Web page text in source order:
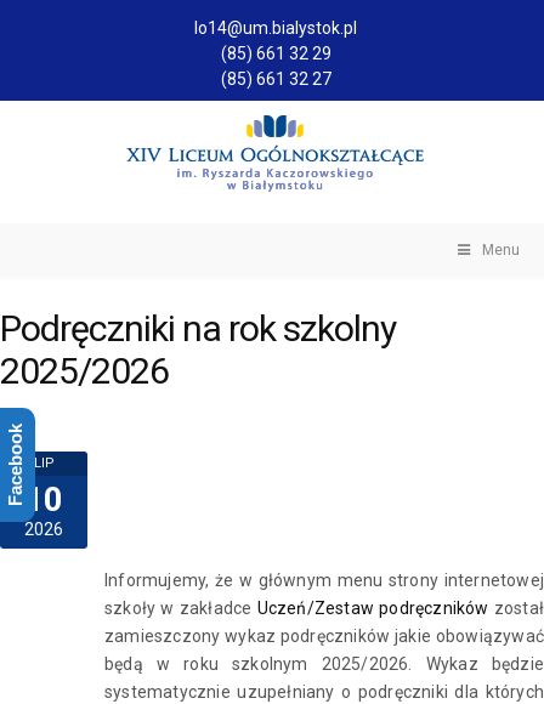
lo14@um.bialystok.pl
(85) 661 32 29
(85) 661 32 27
Menu
Podręczniki na rok szkolny
2025/2026
LIP
10
2026
Informujemy, że w głównym menu strony internetowej
szkoły w zakładce Uczeń/Zestaw podręczników został
zamieszczony wykaz podręczników jakie obowiązywać
będą w roku szkolnym 2025/2026. Wykaz będzie
systematycznie uzupełniany o podręczniki dla których
Facebook